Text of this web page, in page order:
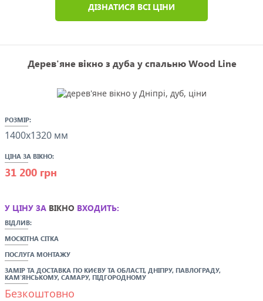
ДІЗНАТИСЯ ВСІ ЦІНИ
Дерев'яне вікно з дуба у спальню Wood Line
РОЗМІР:
1400x1320 мм
ЦІНА ЗА ВІКНО:
31 200 грн
У ЦІНУ ЗА ВІКНО ВХОДИТЬ:
ВІДЛИВ:
МОСКІТНА СІТКА
ПОСЛУГА МОНТАЖУ
ЗАМІР ТА ДОСТАВКА ПО КИЄВУ ТА ОБЛАСТІ, ДНІПРУ, ПАВЛОГРАДУ,
КАМ'ЯНСЬКОМУ, САМАРУ, ПІДГОРОДНОМУ
Безкоштовно